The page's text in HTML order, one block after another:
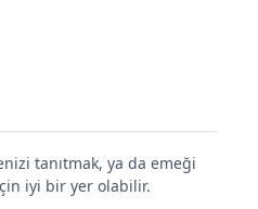
tanıtmak, ya da emeği
iyi bir yer olabilir.